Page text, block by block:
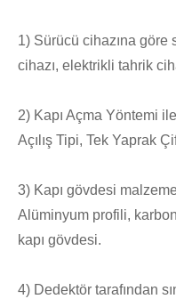
1) Sürücü cihazına göre
cihazı, elektrikli tahrik
2) Kapı Açma Yöntemi
Açılış Tipi, Tek Yaprak
3) Kapı gövdesi
Alüminyum profili,
kapı gövdesi.
4) Dedektör tarafından